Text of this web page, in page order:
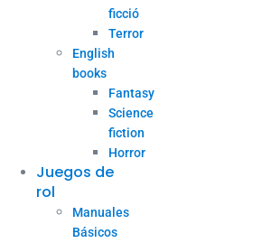
ficció
Terror
English
books
Fantasy
Science
fiction
Horror
Juegos de
rol
Manuales
Básicos